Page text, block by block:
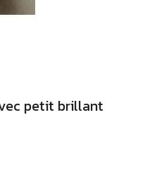
petit brillant